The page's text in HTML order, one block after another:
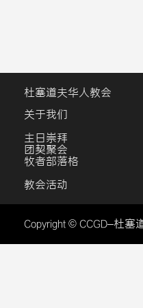
杜塞道夫华人教会
关于我们
主日崇拜
团契聚会
牧者部落格
教会活动
Copyright © CCGD–杜塞